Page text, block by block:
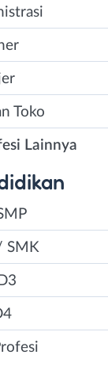
Toko
Lainnya
SMK